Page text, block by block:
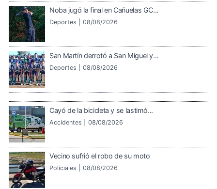
Noba jugó la final en Cañuelas GC...
Deportes | 08/08/2026
San Martín derrotó a San Miguel y...
Deportes | 08/08/2026
Cayó de la bicicleta y se lastimó...
Accidentes | 08/08/2026
Vecino sufrió el robo de su moto
Policiales | 08/08/2026